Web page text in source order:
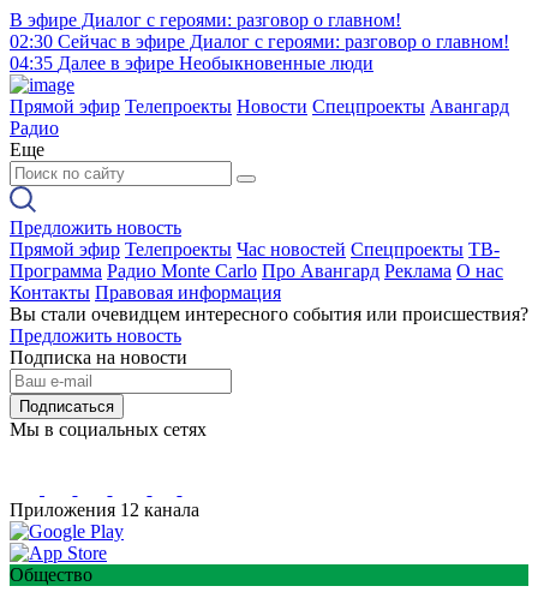
В эфире Диалог с героями: разговор о главном!
02:30 Сейчас в эфире Диалог с героями: разговор о главном!
04:35 Далее в эфире Необыкновенные люди
Прямой эфир Телепроекты Новости Спецпроекты Авангард
Радио
Еще
Предложить новость
Прямой эфир Телепроекты Час новостей Спецпроекты ТВ-
Программа Радио Monte Carlo Про Авангард Реклама О нас
Контакты Правовая информация
Вы стали очевидцем интересного события или происшествия?
Предложить новость
Подписка на новости
Подписаться
Мы в социальных сетях
Приложения 12 канала
Общество